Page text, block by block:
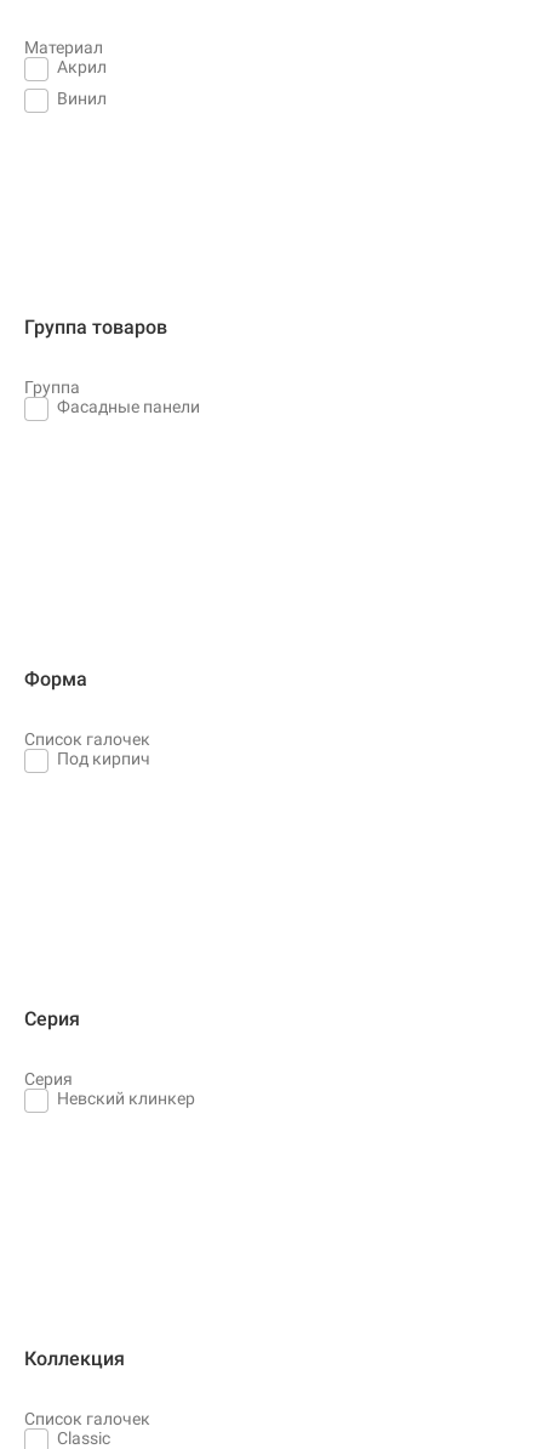
Материал
Акрил
Винил
Группа товаров
Группа
Фасадные панели
Форма
Список галочек
Под кирпич
Серия
Серия
Невский клинкер
Коллекция
Список галочек
Classic